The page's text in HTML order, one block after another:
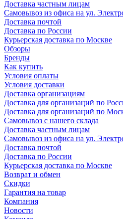
Доставка частным лицам
Самовывоз из офиса на ул.
Доставка почтой
Доставка по России
Курьерская доставка по Москве
Обзоры
Бренды
Как купить
Условия оплаты
Условия доставки
Доставка организациям
Доставка для организаций по
Доставка для организаций по
Самовывоз с нашего склада
Доставка частным лицам
Самовывоз из офиса на ул.
Доставка почтой
Доставка по России
Курьерская доставка по Москве
Возврат и обмен
Скидки
Гарантия на товар
Компания
Новости